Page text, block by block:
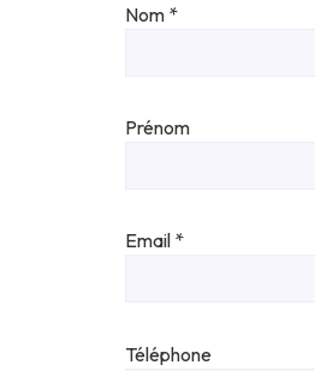
Nom *
Prénom
Email *
Téléphone